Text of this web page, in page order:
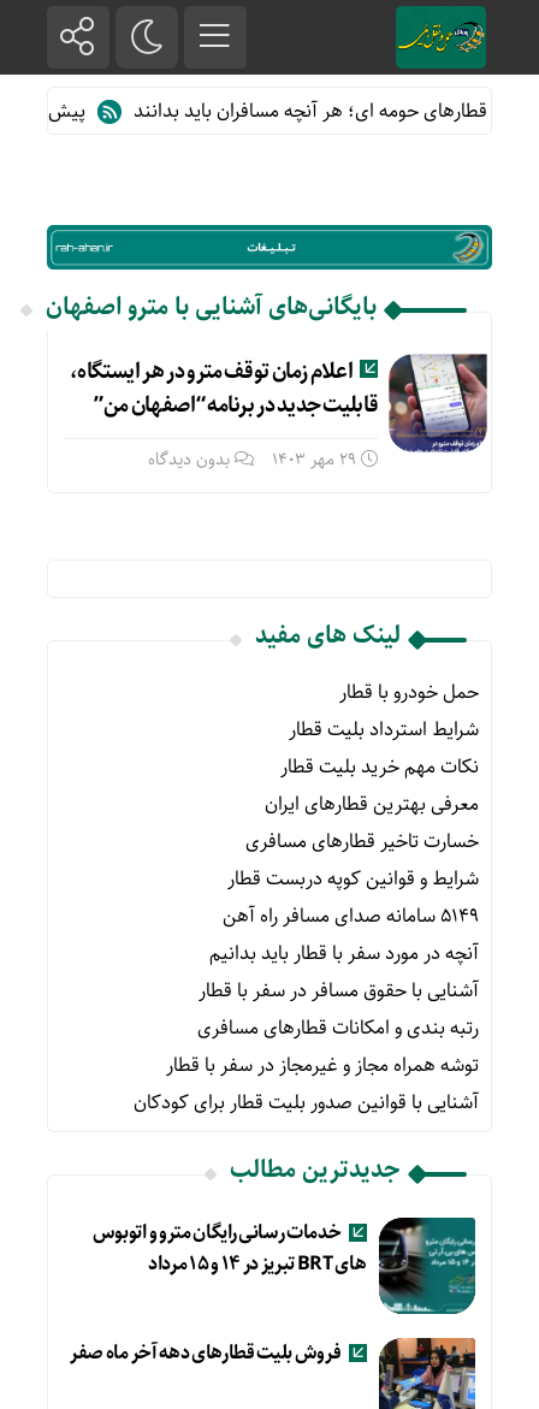
از قطارهای حومه ای؛ هر آنچه مسافران باید بدانند پیش فروش
بایگانی‌های آشنایی با مترو اصفهان
اعلام زمان توقف مترو در هر ایستگاه،
قابلیت جدید در برنامه “اصفهان من”
29 مهر 1403 بدون دیدگاه
لینک های مفید
حمل خودرو با قطار
شرایط استرداد بلیت قطار
نکات مهم خرید بلیت قطار
معرفی بهترین قطارهای ایران
خسارت تاخیر قطارهای مسافری
شرایط و قوانین کوپه دربست قطار
۵۱۴۹ سامانه صدای مسافر راه آهن
آنچه در مورد سفر با قطار باید بدانیم
آشنایی با حقوق مسافر در سفر با قطار
رتبه بندی و امکانات قطارهای مسافری
توشه همراه مجاز و غیرمجاز در سفر با قطار
آشنایی با قوانین صدور بلیت قطار برای کودکان
جدیدترین مطالب
خدمات رسانی رایگان مترو و اتوبوس
های BRT تبریز در ۱۴ و ۱۵ مرداد
فروش بلیت قطارهای دهه آخر ماه صفر